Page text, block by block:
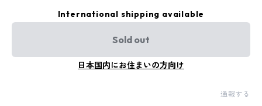
International shipping available
Sold out
日本国内にお住まいの方向け
通報する